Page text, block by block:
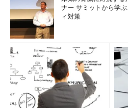
ナー サミットから学
ィ対策